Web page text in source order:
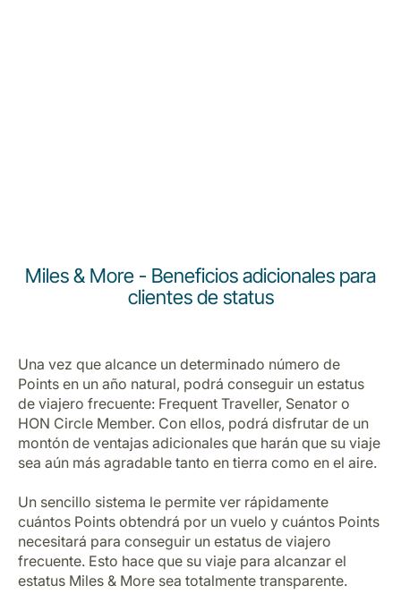
Miles & More - Beneficios adicionales para
clientes de status
Una vez que alcance un determinado número de
Points en un año natural, podrá conseguir un estatus
de viajero frecuente: Frequent Traveller, Senator o
HON Circle Member. Con ellos, podrá disfrutar de un
montón de ventajas adicionales que harán que su viaje
sea aún más agradable tanto en tierra como en el aire.
Un sencillo sistema le permite ver rápidamente
cuántos Points obtendrá por un vuelo y cuántos Points
necesitará para conseguir un estatus de viajero
frecuente. Esto hace que su viaje para alcanzar el
estatus Miles & More sea totalmente transparente.